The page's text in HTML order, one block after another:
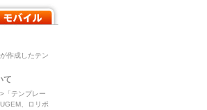
作成したテン
て
「テンプレー
、ロリポ